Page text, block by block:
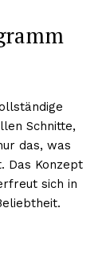
Schnitte,
das, was
Das Konzept
sich in